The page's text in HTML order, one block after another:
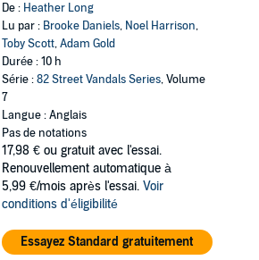
De : Heather Long
Lu par : Brooke Daniels, Noel Harrison,
Toby Scott,Adam Gold
Durée : 10 h
Série :82 Street Vandals Series, Volume
7
Langue : Anglais
Pas de notations
17,98 € ou gratuit avec l'essai.
Renouvellement automatique à
5,99 €/mois après l'essai. Voir
conditions d'éligibilité
Essayez Standard gratuitement